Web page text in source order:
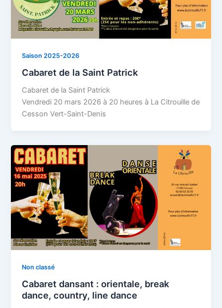
Saison 2025-2026
Cabaret de la Saint Patrick
Cabaret de la Saint Patrick
Vendredi 20 mars 2026 à 20 heures à La Citrouille de
Cesson Vert-Saint-Denis
Non classé
Cabaret dansant : orientale, break
dance, country, line dance